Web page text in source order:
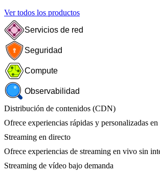
Ver todos los productos
Servicios de red
Seguridad
Compute
Observabilidad
Distribución de contenidos (CDN)
Ofrece experiencias rápidas y personalizadas
Streaming en directo
Ofrece experiencias de streaming en vivo sin
Streaming de vídeo bajo demanda